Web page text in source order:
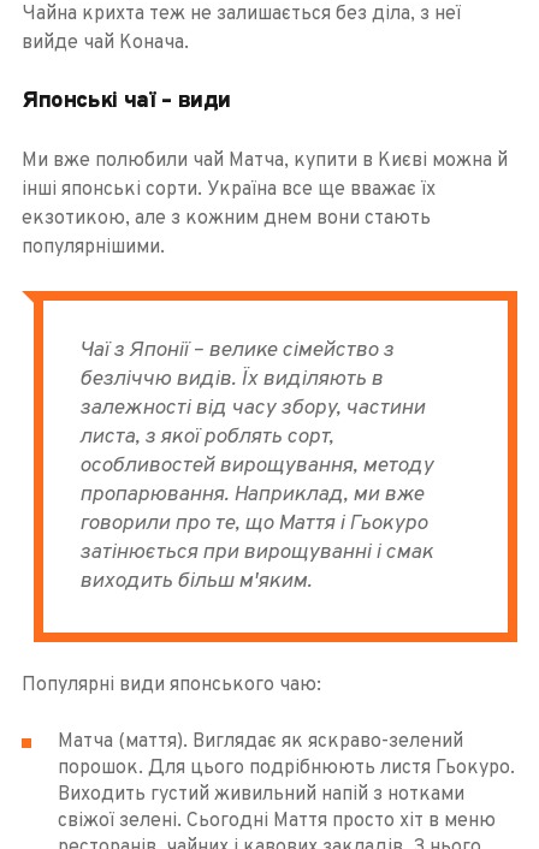
Чайна крихта теж не залишається без діла, з неї
вийде чай Конача.
Японські чаї – види
Ми вже полюбили чай Матча, купити в Києві можна й
інші японські сорти. Україна все ще вважає їх
екзотикою, але з кожним днем ​​вони стають
популярнішими.
Чаї з Японії – велике сімейство з
безліччю видів. Їх виділяють в
залежності від часу збору, частини
листа, з якої роблять сорт,
особливостей вирощування, методу
пропарювання. Наприклад, ми вже
говорили про те, що Маття і Гьокуро
затінюється при вирощуванні і смак
виходить більш м'яким.
Популярні види японського чаю:
Матча (маття). Виглядає як яскраво-зелений
порошок. Для цього подрібнюють листя Гьокуро.
Виходить густий живильний напій з нотками
свіжої зелені. Сьогодні Маття просто хіт в меню